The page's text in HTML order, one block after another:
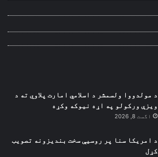
د مولدووا ولسمشر د اسلامي امارت پلاوي ته د
ویزې ورکولو په اړه نیوکه وکړه
اگست 8, 2026
د امریکا سنا پر روسیې سخت بندیزونه تصویب
کړل